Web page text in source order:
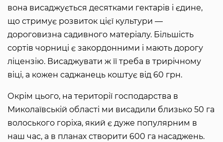
вона висаджується десятками гектарів і єдине,
що стримує розвиток цієї культури —
дороговизна садивного матеріалу. Більшість
сортів чорниці є закордонними і мають дорогу
ліцензію. Висаджувати ж її треба в трирічному
віці, а кожен саджанець коштує від 60 грн.
Окрім цього, на території господарства в
Миколаївській області ми висадили близько 50 га
волоського горіха, який є дуже популярним в
наш час, а в планах створити 600 га насаджень.